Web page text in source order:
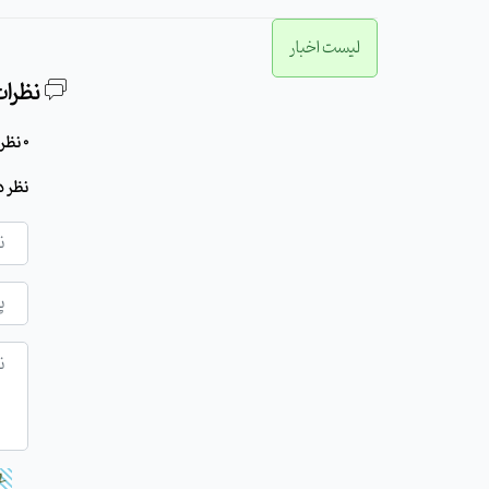
لیست اخبار
0 نظر برای این مطلب وجود دارد
نظر